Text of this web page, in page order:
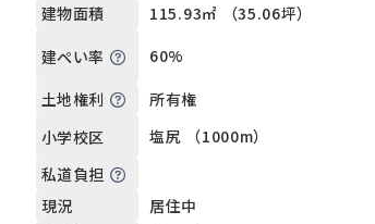
建物面積
115.93㎡ （35.06坪）
建ぺい率
60%
土地権利
所有権
小学校区
塩尻 （1000m）
私道負担
現況
居住中